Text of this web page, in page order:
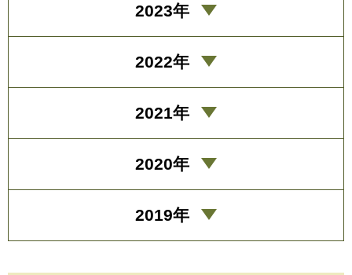
2023年
2022年
2021年
2020年
2019年